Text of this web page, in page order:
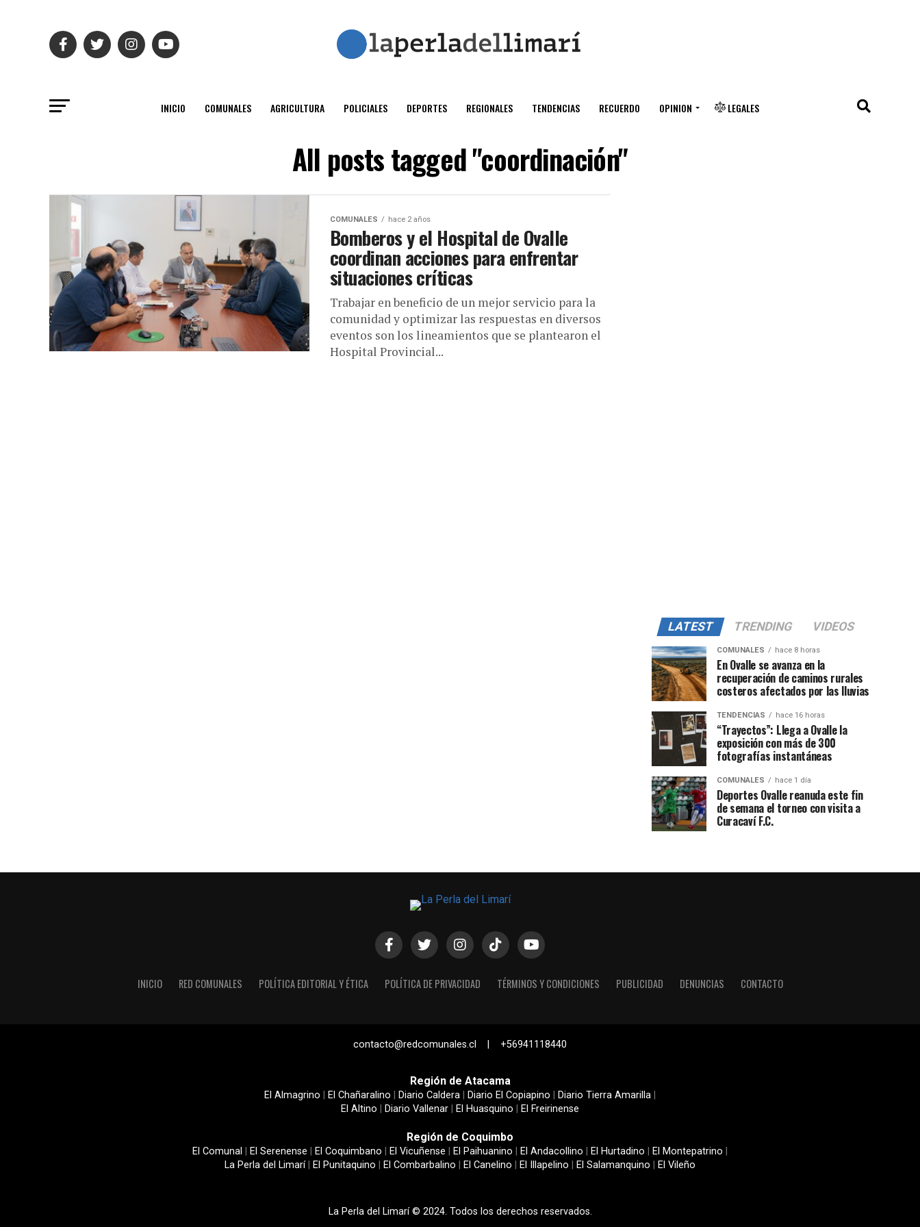
INICIO COMUNALES AGRICULTURA POLICIALES DEPORTES REGIONALES TENDENCIAS RECUERDO OPINION LEGALES
All posts tagged "coordinación"
COMUNALES hace 2 años
Bomberos y el Hospital de Ovalle
coordinan acciones para enfrentar
situaciones críticas
Trabajar en beneficio de un mejor servicio para la
comunidad y optimizar las respuestas en diversos
eventos son los lineamientos que se plantearon el
Hospital Provincial...
LATEST TRENDING VIDEOS
COMUNALES hace 8 horas
En Ovalle se avanza en la
recuperación de caminos rurales
costeros afectados por las lluvias
TENDENCIAS hace 16 horas
“Trayectos”: Llega a Ovalle la
exposición con más de 300
fotografías instantáneas
COMUNALES hace 1 día
Deportes Ovalle reanuda este fin
de semana el torneo con visita a
Curacaví F.C.
INICIO RED COMUNALES POLÍTICA EDITORIAL Y ÉTICA POLÍTICA DE PRIVACIDAD TÉRMINOS Y CONDICIONES PUBLICIDAD DENUNCIAS CONTACTO
contacto@redcomunales.cl | +56941118440
Región de Atacama
El Almagrino El Chañaralino Diario Caldera Diario El Copiapino Diario Tierra Amarilla
El Altino
Diario Vallenar El Huasquino El Freirinense
Región de Coquimbo
El Comunal El Serenense El Coquimbano El Vicuñense El Paihuanino El Andacollino El Hurtadino El Montepatrino
La Perla del Limarí| El Punitaquino El Combarbalino El Canelino El Illapelino El Salamanquino El Vileño
La Perla del Limarí © 2024. Todos los derechos reservados.